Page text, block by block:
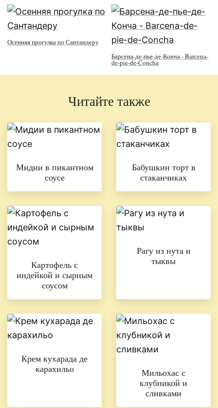
Осенняя прогулка по Сантандеру
Барсена-де-пье-де-Конча - Barcena-
de-pie-de-Concha
Читайте также
Мидии в пикантном
соусе
Бабушкин торт в
стаканчиках
Картофель с
индейкой и сырным
соусом
Рагу из нута и
тыквы
Крем кухарада де
карахильо
Мильохас с
клубникой и
сливками